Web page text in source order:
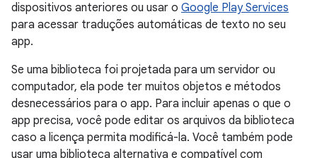
dispositivos anteriores ou usar o Google Play Services
para acessar traduções automáticas de texto no seu
app.
Se uma biblioteca foi projetada para um servidor ou
computador, ela pode ter muitos objetos e métodos
desnecessários para o app. Para incluir apenas o que o
app precisa, você pode editar os arquivos da biblioteca
caso a licença permita modificá-la. Você também pode
usar uma biblioteca alternativa e compatível com